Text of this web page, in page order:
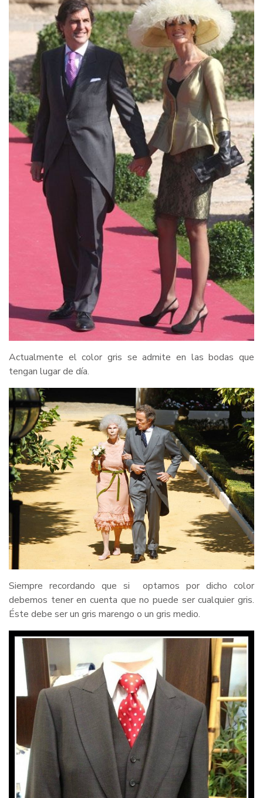
Actualmente el color gris se admite en las bodas que
tengan lugar de día.
Siempre recordando que si optamos por dicho color
debemos tener en cuenta que no puede ser cualquier gris.
Éste debe ser un gris marengo o un gris medio.